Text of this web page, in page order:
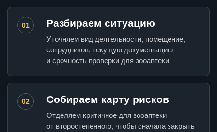
01 Разбираем ситуацию
Уточняем вид деятельности, помещение,
сотрудников, текущую документацию
и срочность проверки для зооаптеки.
02 Собираем карту рисков
Отделяем критичное для зооаптеки
от второстепенного, чтобы сначала закрыть